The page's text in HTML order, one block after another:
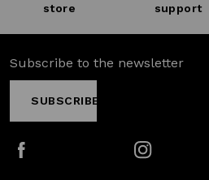
store
support
Subscribe to the newsletter
SUBSCRIBE